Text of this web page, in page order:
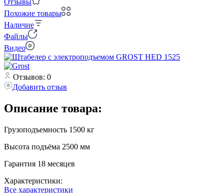
Похожие товары
Наличие
Файлы
Видео
Отзывов: 0
Добавить отзыв
Описание товара:
Грузоподъемность 1500 кг
Высота подъёма 2500 мм
Гарантия 18 месяцев
Характеристики:
Все характеристики